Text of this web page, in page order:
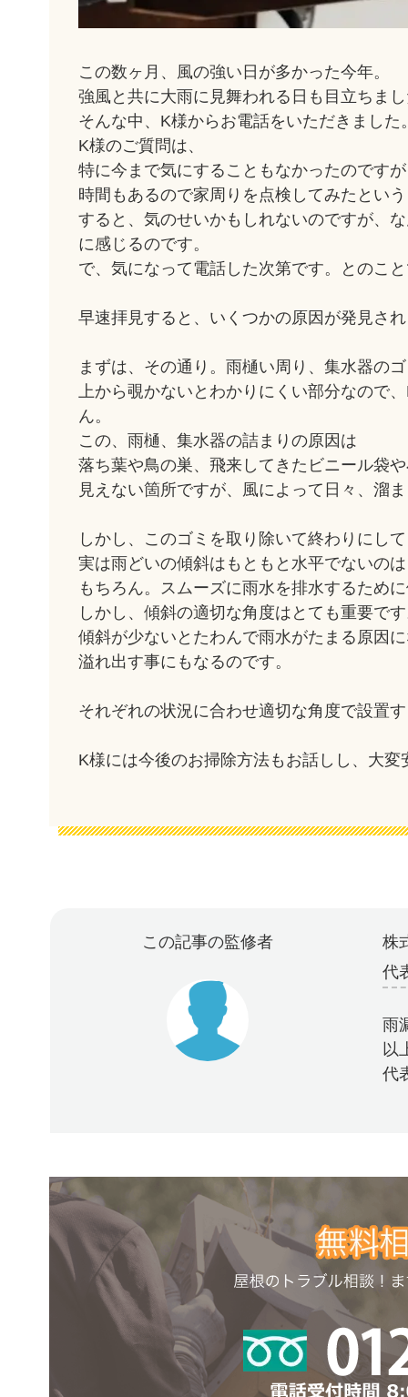
この数ヶ月、風の強い日が多かった今年。
強風と共に大雨に見舞われる日も目立ちま
そんな中、K様からお電話をいただきました
K様のご質問は、
特に今まで気にすることもなかったのですが
時間もあるので家周りを点検してみたとい
すると、気のせいかもしれないのですが、
に感じるのです。
で、気になって電話した次第です。とのこ
早速拝見すると、いくつかの原因が発見さ
まずは、その通り。雨樋い周り、集水器の
上から覗かないとわかりにくい部分なので
ん。
この、雨樋、集水器の詰まりの原因は
落ち葉や鳥の巣、飛来してきたビニール袋
見えない箇所ですが、風によって日々、溜
しかし、このゴミを取り除いて終わりにし
実は雨どいの傾斜はもともと水平でないの
もちろん。スムーズに雨水を排水するため
しかし、傾斜の適切な角度はとても重要で
傾斜が少ないとたわんで雨水がたまる原因
溢れ出す事にもなるのです。
それぞれの状況に合わせ適切な角度で設置
K様には今後のお掃除方法もお話しし、大
この記事の監修者
株
代
雨
以
代